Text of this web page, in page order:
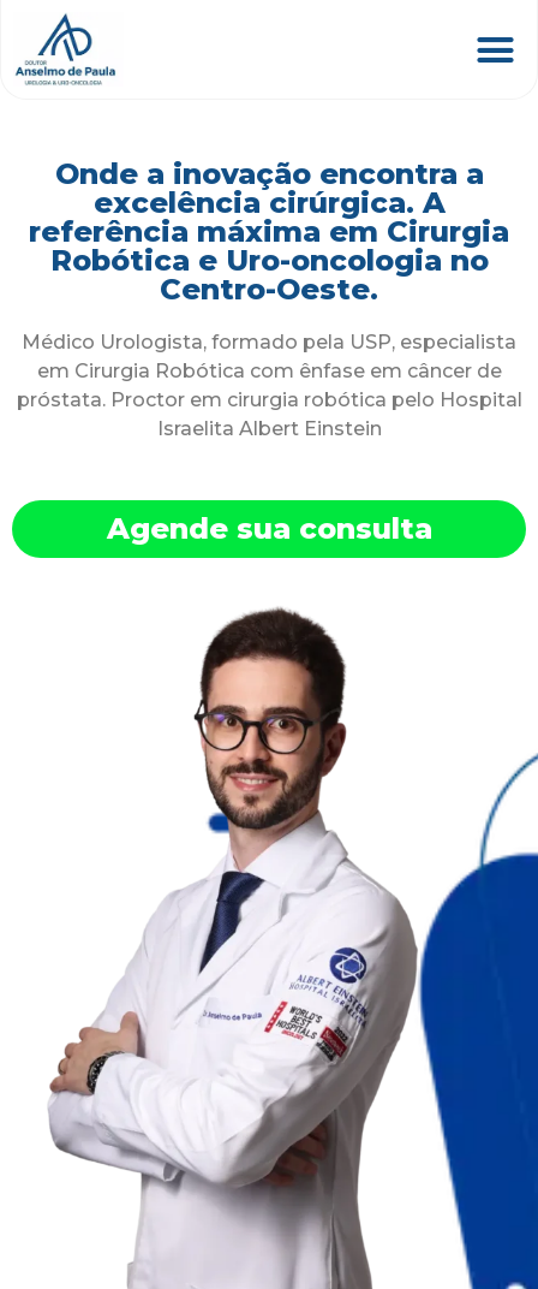
Onde a inovação encontra a
excelência cirúrgica. A
referência máxima em Cirurgia
Robótica e Uro-oncologia no
Centro-Oeste.
Médico Urologista, formado pela USP, especialista
em Cirurgia Robótica com ênfase em câncer de
próstata. Proctor em cirurgia robótica pelo Hospital
Israelita Albert Einstein
Agende sua consulta